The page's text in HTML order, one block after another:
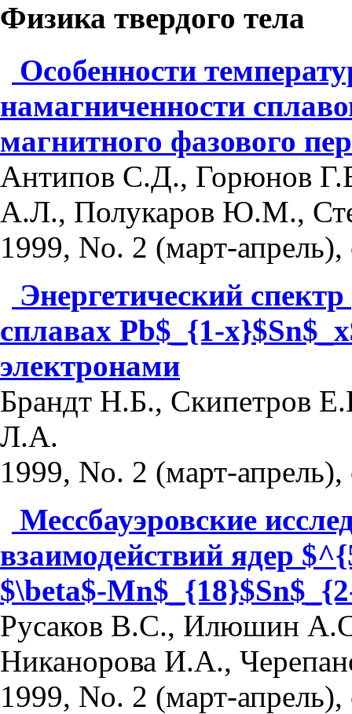
Физика твердого тела
Особенности
намагниченности
магнитного фазового
Антипов С.Д., Горюнов
А.Л., Полукаров Ю.М.,
1999, No. 2 (март-апрель),
Энергетический
сплавах Pb$_{1-
электронами
Брандт Н.Б., Скипетров
Л.А.
1999, No. 2 (март-апрель),
Мессбауэровские
взаимодействий ядер
$\beta$-
Русаков В.С., Илюшин
Никанорова И.А.,
1999, No. 2 (март-апрель),